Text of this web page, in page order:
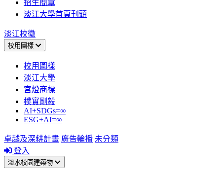
招生簡章
淡江大學首頁刊頭
淡江校徽
校用圖樣
校用圖樣
淡江大學
宮燈商標
樸實剛毅
AI+SDGs=∞
ESG+AI=∞
卓越及深耕計畫 廣告輪播 未分類
登入
淡水校園建築物